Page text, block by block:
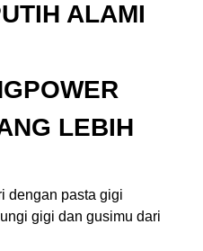
ALAMI
LEBIH
dengan pasta gigi
gigi dan gusimu dari